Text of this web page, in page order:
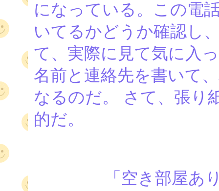
になっている。この電
いてるかどうか確認し
て、実際に見て気に入
名前と連絡先を書いて
なるのだ。 さて、張り
的だ。
「空き部屋あ